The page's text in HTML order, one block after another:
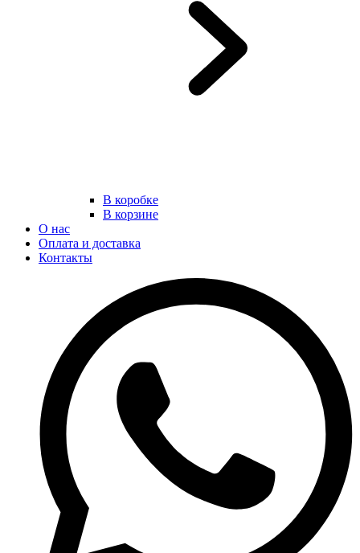
В коробке
В корзине
О нас
Оплата и доставка
Контакты